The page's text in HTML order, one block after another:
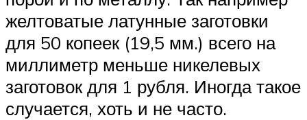
желтоватые латунные заготовки
для 50 копеек (19,5 мм.) всего на
миллиметр меньше никелевых
заготовок для 1 рубля. Иногда такое
случается, хоть и не часто.